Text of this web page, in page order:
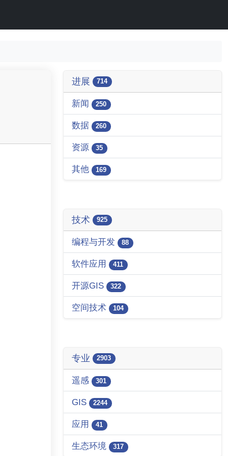
进展 714
新闻 250
数据 260
资源 35
其他 169
技术 925
编程与开发 88
软件应用 411
开源GIS 322
空间技术 104
专业 2903
遥感 301
GIS 2244
应用 41
生态环境 317